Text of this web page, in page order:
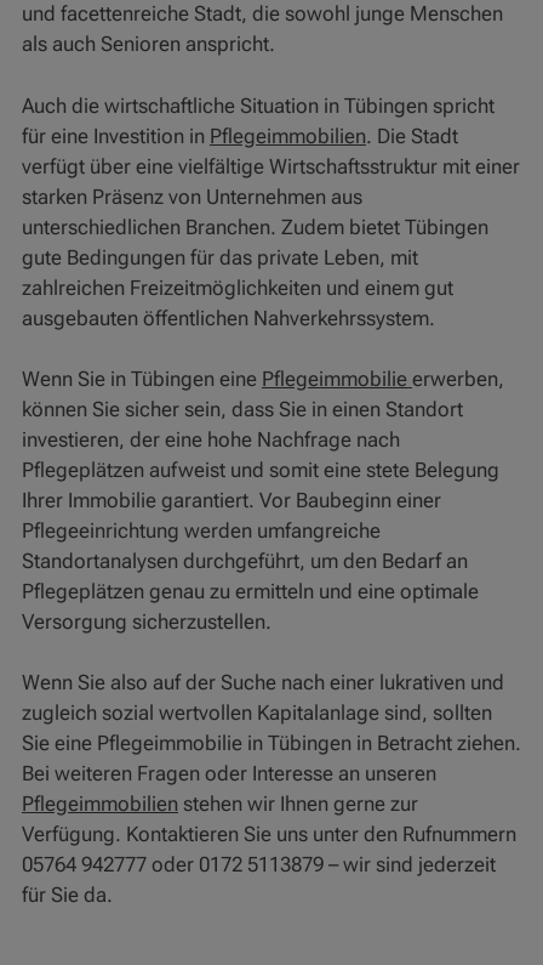
und facettenreiche Stadt, die sowohl junge Menschen
als auch Senioren anspricht.
Auch die wirtschaftliche Situation in Tübingen spricht
für eine Investition in Pflegeimmobilien. Die Stadt
verfügt über eine vielfältige Wirtschaftsstruktur mit einer
starken Präsenz von Unternehmen aus
unterschiedlichen Branchen. Zudem bietet Tübingen
gute Bedingungen für das private Leben, mit
zahlreichen Freizeitmöglichkeiten und einem gut
ausgebauten öffentlichen Nahverkehrssystem.
Wenn Sie in Tübingen eine Pflegeimmobilie erwerben,
können Sie sicher sein, dass Sie in einen Standort
investieren, der eine hohe Nachfrage nach
Pflegeplätzen aufweist und somit eine stete Belegung
Ihrer Immobilie garantiert. Vor Baubeginn einer
Pflegeeinrichtung werden umfangreiche
Standortanalysen durchgeführt, um den Bedarf an
Pflegeplätzen genau zu ermitteln und eine optimale
Versorgung sicherzustellen.
Wenn Sie also auf der Suche nach einer lukrativen und
zugleich sozial wertvollen Kapitalanlage sind, sollten
Sie eine Pflegeimmobilie in Tübingen in Betracht ziehen.
Bei weiteren Fragen oder Interesse an unseren
Pflegeimmobilien stehen wir Ihnen gerne zur
Verfügung. Kontaktieren Sie uns unter den Rufnummern
05764 942777 oder 0172 5113879 – wir sind jederzeit
für Sie da.